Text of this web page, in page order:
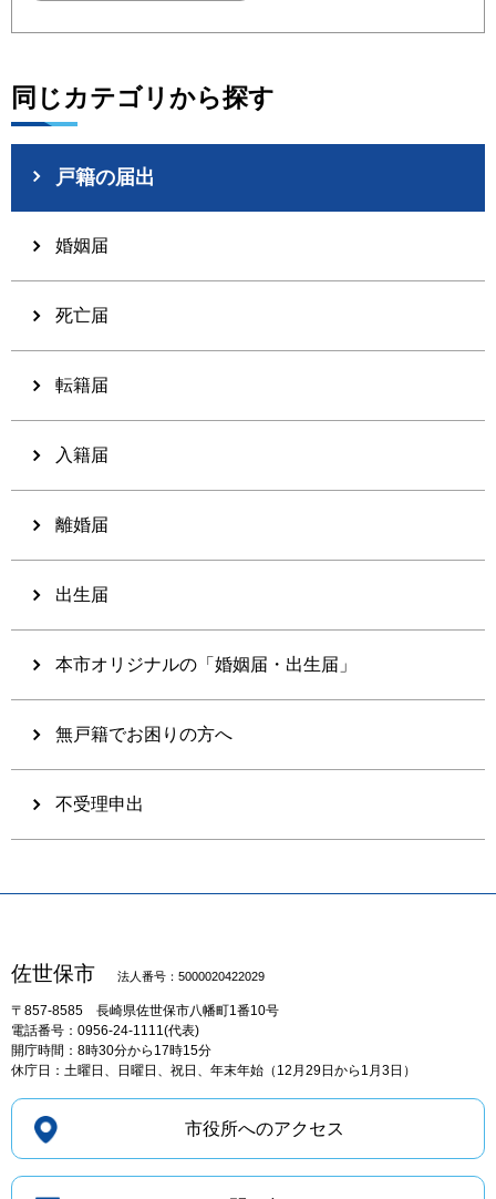
同じカテゴリから探す
戸籍の届出
婚姻届
死亡届
転籍届
入籍届
離婚届
出生届
本市オリジナルの「婚姻届・出生届」
無戸籍でお困りの方へ
不受理申出
佐世保市 法人番号：5000020422029
〒857-8585 長崎県佐世保市八幡町1番10号
電話番号：0956-24-1111(代表)
開庁時間：8時30分から17時15分
休庁日：土曜日、日曜日、祝日、年末年始（12月29日から1月3日）
市役所へのアクセス